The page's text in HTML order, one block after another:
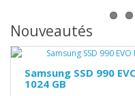
Nouveautés
Samsung SSD 990
1024 GB